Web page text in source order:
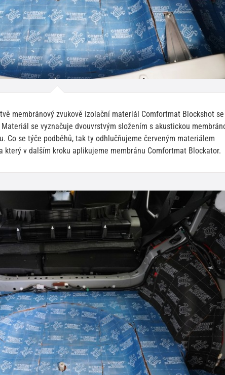
membránový zvukově izolační materiál Comfortmat Blockshot se
se vyznačuje dvouvrstvým složením s akustickou
Co se týče podběhů, tak ty odhlučňujeme červeným materiálem
který v dalším kroku aplikujeme membránu Comfortmat Blockator.